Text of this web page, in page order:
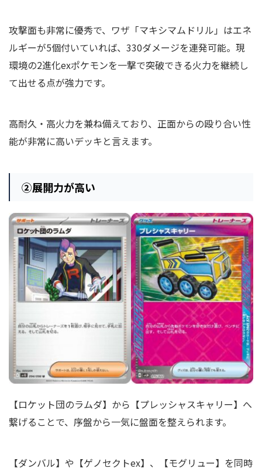
攻撃面も非常に優秀で、ワザ「マキシマムドリル」はエネ
ルギーが5個付いていれば、330ダメージを連発可能。現
環境の2進化exポケモンを一撃で突破できる火力を継続し
て出せる点が強力です。
高耐久・高火力を兼ね備えており、正面からの殴り合い性
能が非常に高いデッキと言えます。
②展開力が高い
【ロケット団のラムダ】から【プレッシャスキャリー】へ
繋げることで、序盤から一気に盤面を整えられます。
【ダンバル】や【ゲノセクトex】、【モグリュー】を同時